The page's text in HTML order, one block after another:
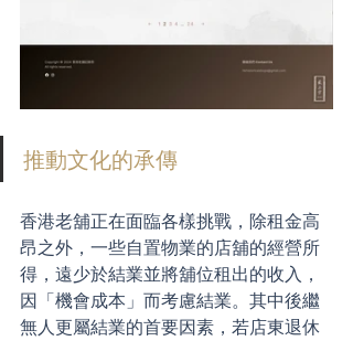
推動文化的承傳
香港老舖正在面臨各樣挑戰，除租金高
昂之外，一些自置物業的店舖的經營所
得，遠少於結業並將舖位租出的收入，
因「機會成本」而考慮結業。其中後繼
無人更屬結業的首要因素，若店東退休